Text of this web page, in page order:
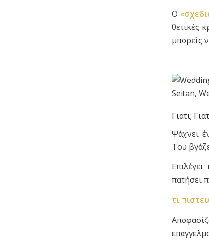
Ο
θετικές
μπορείς
Γιατι;
Ψάχνει
Του
πατήσει
τι